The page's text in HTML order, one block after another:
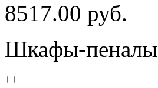
8517.00 руб.
Шкафы-пеналы